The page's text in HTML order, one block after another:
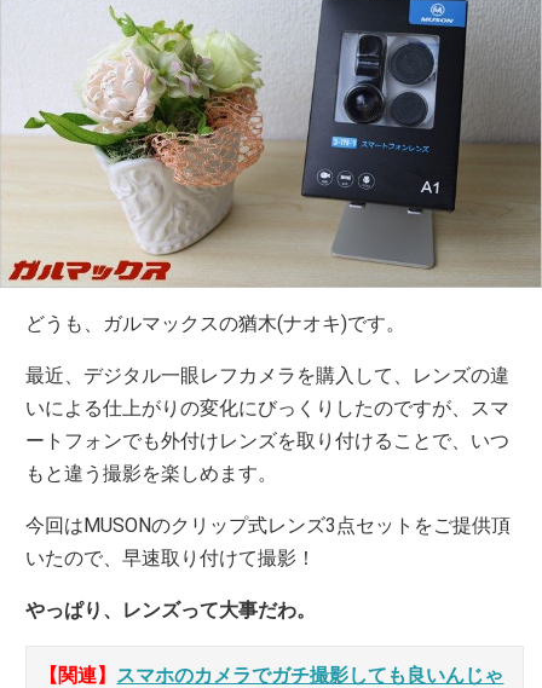
どうも、ガルマックスの猶木(ナオキ)です。
最近、デジタル一眼レフカメラを購入して、レンズの違
いによる仕上がりの変化にびっくりしたのですが、スマ
ートフォンでも外付けレンズを取り付けることで、いつ
もと違う撮影を楽しめます。
今回はMUSONのクリップ式レンズ3点セットをご提供頂
いたので、早速取り付けて撮影！
やっぱり、レンズって大事だわ。
【関連】 スマホのカメラでガチ撮影しても良いんじゃ